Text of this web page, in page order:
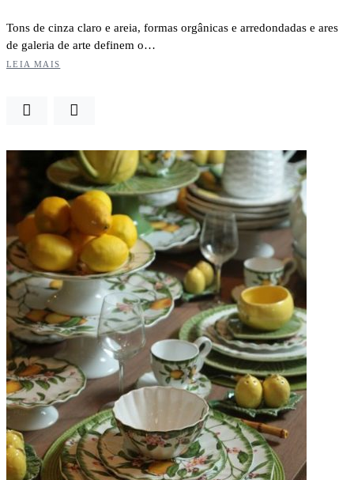
Tons de cinza claro e areia, formas orgânicas e arredondadas e ares
de galeria de arte definem o…
LEIA MAIS